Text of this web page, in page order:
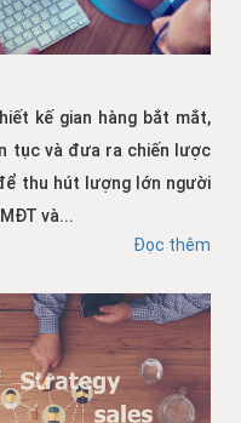
kế gian hàng bắt mắt,
tục và đưa ra chiến lược
thu hút lượng lớn người
và...
Đọc thêm